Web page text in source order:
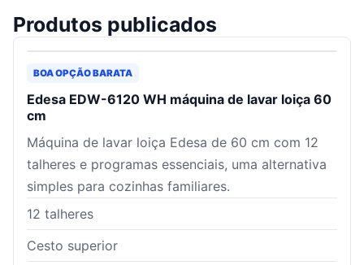
Produtos publicados
BOA OPÇÃO BARATA
Edesa EDW-6120 WH máquina de lavar loiça 60
cm
Máquina de lavar loiça Edesa de 60 cm com 12
talheres e programas essenciais, uma alternativa
simples para cozinhas familiares.
12 talheres
Cesto superior